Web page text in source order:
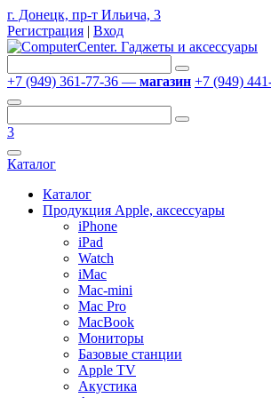
г. Донецк, пр-т Ильича, 3
Регистрация | Вход
+7 (949) 361-77-36 — магазин +7 (949)
3
Каталог
Каталог
Продукция Apple, аксессуары
iPhone
iPad
Watch
iMac
Mac-mini
Mac Pro
MacBook
Мониторы
Базовые станции
Apple TV
Акустика